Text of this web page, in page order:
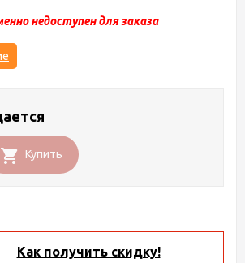
недоступен для заказа
Купить
Как получить скидку!